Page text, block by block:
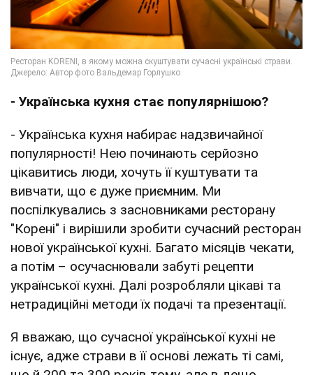
- Українська кухня стає популярнішою?
- Українська кухня набирає надзвичайної
популярності! Нею починають серйозно
цікавитись люди, хочуть її куштувати та
вивчати, що є дуже приємним. Ми
поспілкувались з засновниками ресторану
"Корені" і вирішили зробити сучасний ресторан
нової української кухні. Багато місяців чекати,
а потім – осучаснювали забуті рецепти
української кухні. Далі розробляли цікаві та
нетрадиційні методи їх подачі та презентації.
Я вважаю, що сучасної української кухні не
існує, адже страви в її основі лежать ті самі,